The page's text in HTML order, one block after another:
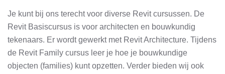
Je kunt bij ons terecht voor diverse Revit cursussen. De
Revit Basiscursus is voor architecten en bouwkundig
tekenaars. Er wordt gewerkt met Revit Architecture. Tijdens
de Revit Family cursus leer je hoe je bouwkundige
objecten (families) kunt opzetten. Verder bieden wij ook